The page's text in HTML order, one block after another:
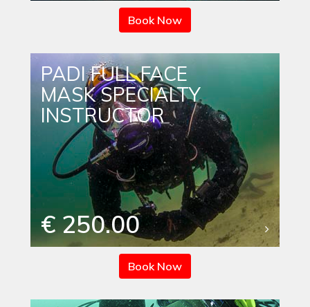
Book Now
PADI FULL FACE
MASK SPECIALTY
INSTRUCTOR
€ 250.00
Book Now